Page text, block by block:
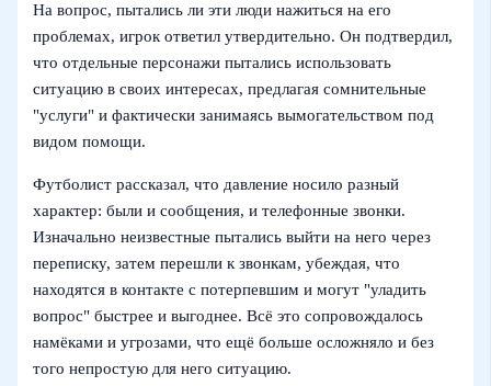
На вопрос, пытались ли эти люди нажиться на его
проблемах, игрок ответил утвердительно. Он подтвердил,
что отдельные персонажи пытались использовать
ситуацию в своих интересах, предлагая сомнительные
"услуги" и фактически занимаясь вымогательством под
видом помощи.
Футболист рассказал, что давление носило разный
характер: были и сообщения, и телефонные звонки.
Изначально неизвестные пытались выйти на него через
переписку, затем перешли к звонкам, убеждая, что
находятся в контакте с потерпевшим и могут "уладить
вопрос" быстрее и выгоднее. Всё это сопровождалось
намёками и угрозами, что ещё больше осложняло и без
того непростую для него ситуацию.